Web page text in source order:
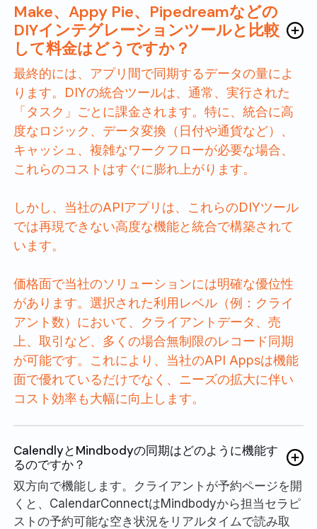
Make、Appy Pie、Pipedreamなどの
DIYインテグレーションツールと比較
して料金はどうですか？
最終的には、アプリ間で同期するデータの量によ
ります。DIYの統合ツールは、通常、実行された
「タスク」ごとに課金されます。特に、統合に高
度なロジック、データ変換（日付や通貨など）、
キャッシュ、複雑なワークフローが必要な場合、
これらのコストはすぐに膨れ上がります。
しかし、当社のAPIアプリは、これらのDIYツール
では再現できない高度な機能と統合で構築されて
います。
価格面で当社のソリューションには明確な優位性
があります。選択された利用レベル（例：クライ
アント数）において、クライアントデータ、売
上、取引など、多くの場合無制限のレコード同期
が可能です。これにより、当社のAPI Appsは機能
面で優れているだけでなく、ニーズの拡大に伴い
コスト効率も大幅に向上します。
CalendlyとMindbodyの同期はどのように機能す
るのですか？
双方向で機能します。クライアントが予約ページを開
くと、CalendarConnectはMindbodyから担当セラピ
ストの予約可能な空き状況をリアルタイムで読み取